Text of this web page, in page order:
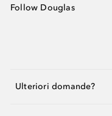
Follow Douglas
Ulteriori domande?